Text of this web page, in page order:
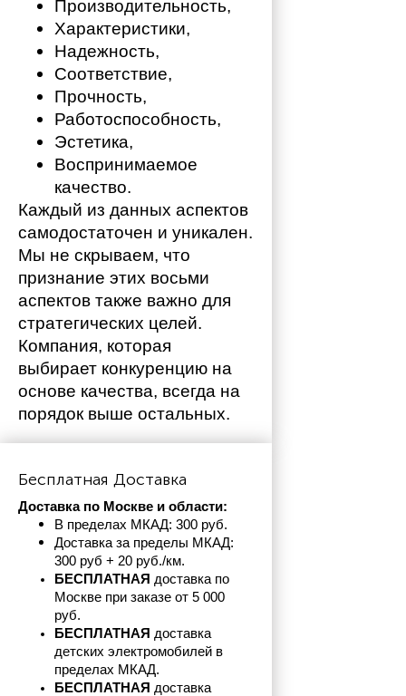
Производительность,
Характеристики,
Надежность,
Соответствие,
Прочность,
Работоспособность,
Эстетика,
Воспринимаемое
качество.
Каждый из данных аспектов
самодостаточен и уникален.
Мы не скрываем, что
признание этих восьми
аспектов также важно для
стратегических целей.
Компания, которая
выбирает конкуренцию на
основе качества, всегда на
порядок выше остальных.
Бесплатная Доставка
Доставка по Москве и области:
В пределах МКАД: 300 руб.
Доставка за пределы МКАД:
300 руб + 20 руб./км.
БЕСПЛАТНАЯ доставка по
Москве при заказе от 5 000
руб.
БЕСПЛАТНАЯ доставка
детских электромобилей в
пределах МКАД.
БЕСПЛАТНАЯ доставка